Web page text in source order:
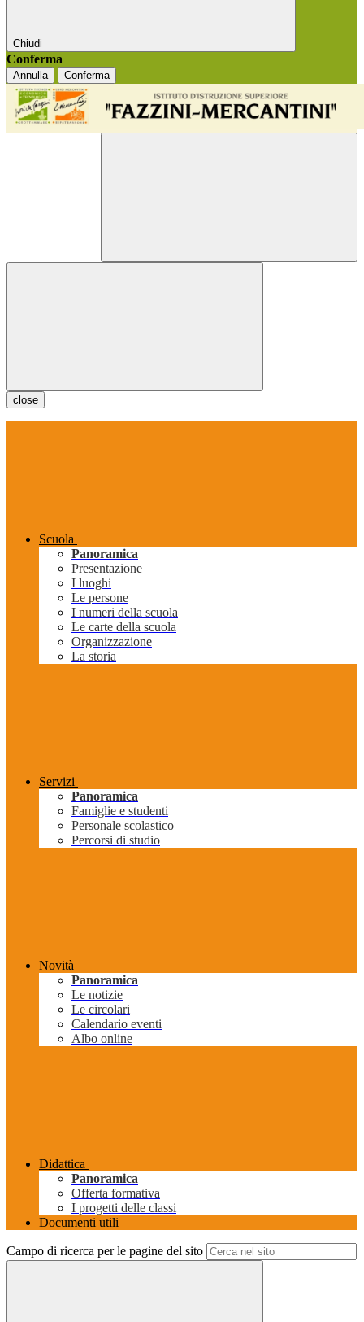
Chiudi
Conferma
Annulla Conferma
close
Scuola
Panoramica
Presentazione
I luoghi
Le persone
I numeri della scuola
Le carte della scuola
Organizzazione
La storia
Servizi
Panoramica
Famiglie e studenti
Personale scolastico
Percorsi di studio
Novità
Panoramica
Le notizie
Le circolari
Calendario eventi
Albo online
Didattica
Panoramica
Offerta formativa
I progetti delle classi
Documenti utili
Campo di ricerca per le pagine del sito